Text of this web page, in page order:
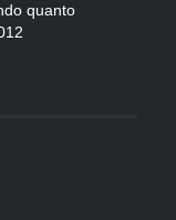
quanto